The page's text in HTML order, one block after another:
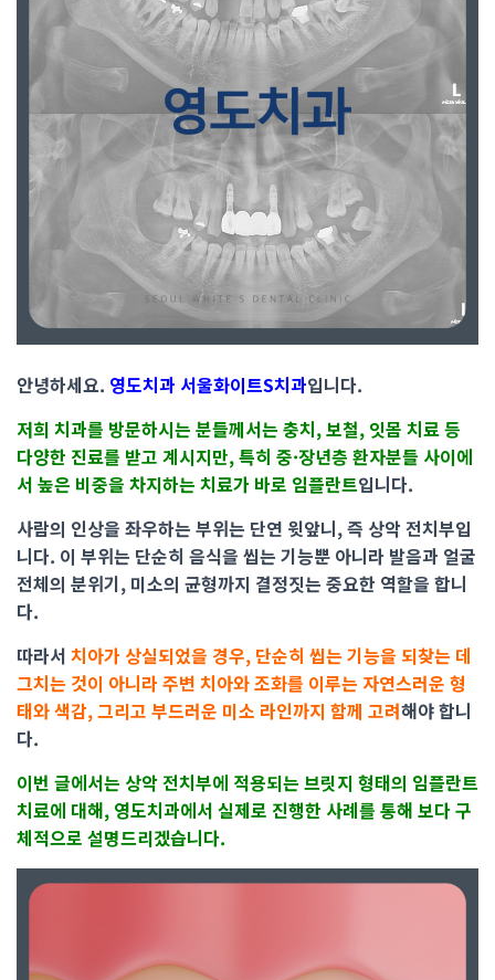
안녕하세요. 영도치과 서울화이트S치과입니다.
저희 치과를 방문하시는 분들께서는 충치, 보철, 잇몸 치료 등
다양한 진료를 받고 계시지만, 특히 중·장년층 환자분들 사이에
서 높은 비중을 차지하는 치료가 바로 임플란트입니다.
사람의 인상을 좌우하는 부위는 단연 윗앞니, 즉 상악 전치부입
니다. 이 부위는 단순히 음식을 씹는 기능뿐 아니라 발음과 얼굴
전체의 분위기, 미소의 균형까지 결정짓는 중요한 역할을 합니
다.
따라서 치아가 상실되었을 경우, 단순히 씹는 기능을 되찾는 데
그치는 것이 아니라 주변 치아와 조화를 이루는 자연스러운 형
태와 색감, 그리고 부드러운 미소 라인까지 함께 고려해야 합니
다.
이번 글에서는 상악 전치부에 적용되는 브릿지 형태의 임플란트
치료에 대해, 영도치과에서 실제로 진행한 사례를 통해 보다 구
체적으로 설명드리겠습니다.